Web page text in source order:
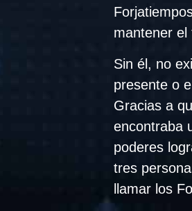
mantener el
Sin él, no
presente o
Gracias a
encontraba
poderes
tres
llamar los